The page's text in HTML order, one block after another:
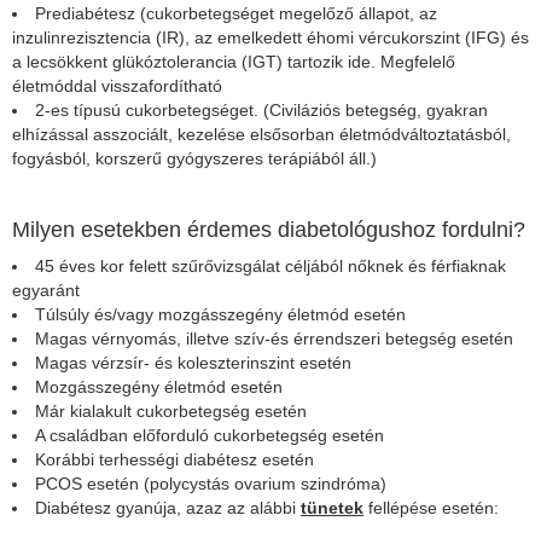
Prediabétesz (cukorbetegséget megelőző állapot, az
inzulinrezisztencia (IR), az emelkedett éhomi vércukorszint (IFG) és
a lecsökkent glükóztolerancia (IGT) tartozik ide. Megfelelő
életmóddal visszafordítható
2-es típusú cukorbetegséget. (Civiláziós betegség, gyakran
elhízással asszociált, kezelése elsősorban életmódváltoztatásból,
fogyásból, korszerű gyógyszeres terápiából áll.)
Milyen esetekben érdemes diabetológushoz fordulni?
45 éves kor felett szűrővizsgálat céljából nőknek és férfiaknak
egyaránt
Túlsúly és/vagy mozgásszegény életmód esetén
Magas vérnyomás, illetve szív-és érrendszeri betegség esetén
Magas vérzsír- és koleszterinszint esetén
Mozgásszegény életmód esetén
Már kialakult cukorbetegség esetén
A családban előforduló cukorbetegség esetén
Korábbi terhességi diabétesz esetén
PCOS esetén (polycystás ovarium szindróma)
Diabétesz gyanúja, azaz az alábbi tünetek fellépése esetén: